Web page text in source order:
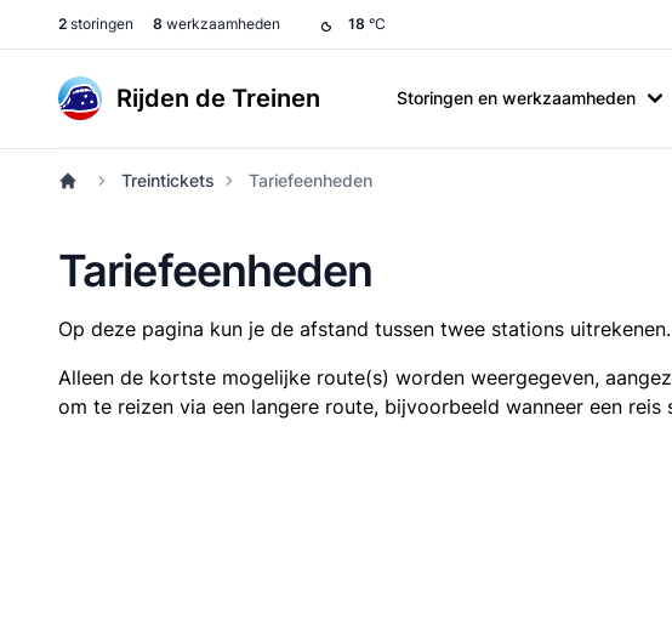
2 storingen 8 werkzaamheden 18 °C
Rijden de Treinen Storingen en werkzaamheden
Treintickets Tariefeenheden
Tariefeenheden
Op deze pagina kun je de afstand tussen twee stations
Alleen de kortste mogelijke route(s) worden weergegeven,
om te reizen via een langere route, bijvoorbeeld wanneer een